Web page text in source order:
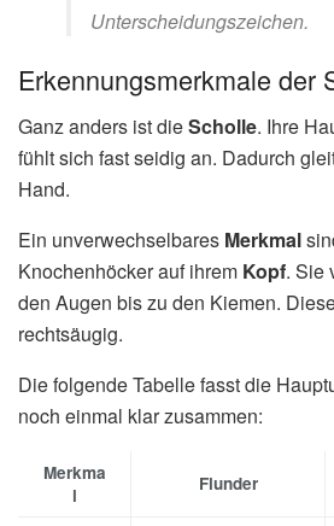
Unterscheidungszeichen.
Erkennungsmerkmale der
Ganz anders ist dieScholle. Ihre
fühlt sich fast seidig an. Dadurch
Hand.
Ein unverwechselbares Merkmal
Knochenhöcker auf ihrem Kopf. Sie
den Augen bis zu den Kiemen.
rechtsäugig.
Die folgende Tabelle fasst die
noch einmal klar zusammen:
Merkma
l
Flunder